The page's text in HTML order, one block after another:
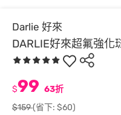
Darlie 好來
DARLIE好來超氟強
$99 63折
$159(省下: $60)